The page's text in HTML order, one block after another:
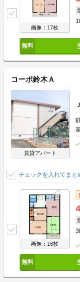
画像：17枚
コーポ鈴木Ａ
賃貸アパート
チェックを入れてまと
画像：16枚